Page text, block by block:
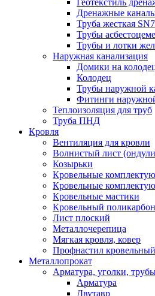
Геотекстиль
Дренажные
Труба жесткая
Трубы
Трубы и лотки
Наружная канализация
Домики на
Колодец
Трубы наружной
Фитинги
Теплоизоляция для труб
Труба ПНД
Кровля
Вентиляция для кровли
Волнистый лист
Козырьки
Кровельные
Кровельные
Кровельные мастики
Кровельный
Лист плоский
Металлочерепица
Мягкая кровля, ковер
Профнастил кровельный
Металлопрокат
Арматура, уголки,
Арматура
Двутавр